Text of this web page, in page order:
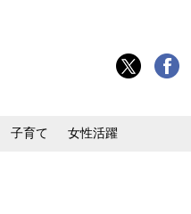
子育て 女性活躍